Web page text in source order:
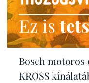
Ez is
Bosch motoros
KROSS